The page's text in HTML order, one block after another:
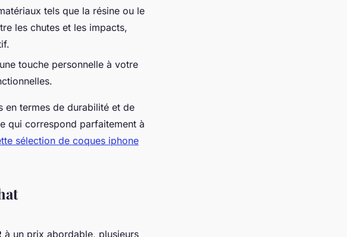
tels que la résine ou le
les chutes et les impacts,
touche personnelle à votre
en termes de durabilité et de
qui correspond parfaitement à
sélection de coques iphone
à un prix abordable, plusieurs